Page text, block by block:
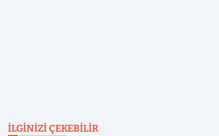
İLGINIZI ÇEKEBILIR